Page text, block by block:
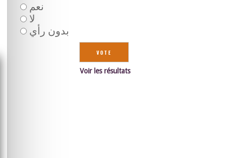
نعم
لا
بدون رأي
Voir les résultats